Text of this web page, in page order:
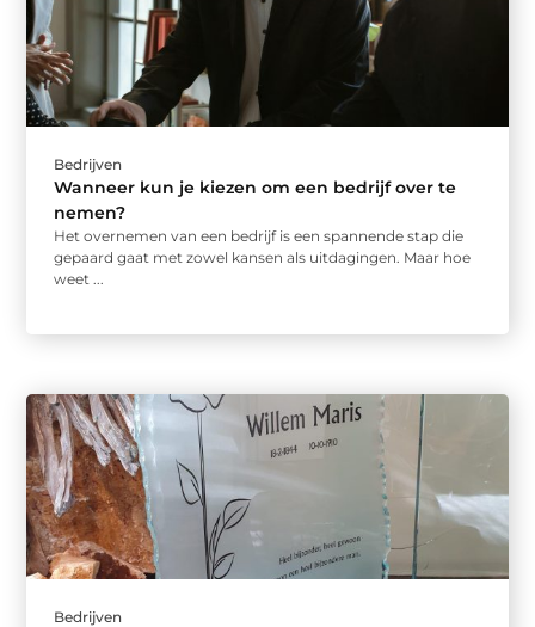
Bedrijven
Wanneer kun je kiezen om een bedrijf over te
nemen?
Het overnemen van een bedrijf is een spannende stap die
gepaard gaat met zowel kansen als uitdagingen. Maar hoe
weet ...
Bedrijven